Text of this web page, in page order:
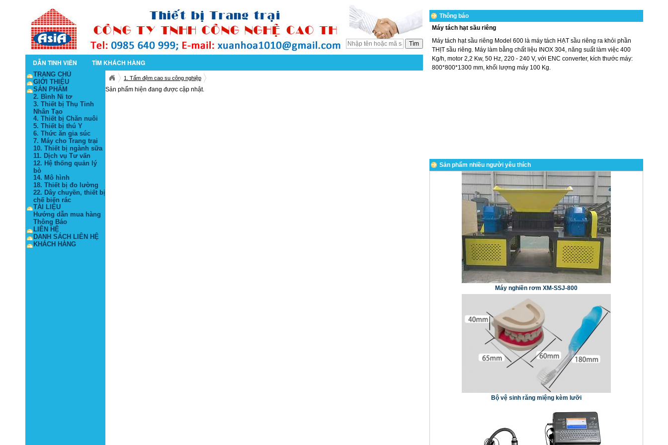
DẪN TINH VIÊN TÌM KHÁCH HÀNG
1. Tấm đệm cao su công nghiệp
Sản phẩm hiện đang được cập nhật.
TRANG CHỦ
GIỚI THIỆU
SẢN PHẨM
2. Bình Ni tơ
3. Thiết bị Thụ Tinh
Nhân Tạo
4. Thiết bị Chăn nuôi
5. Thiết bị thú Y
6. Thức ăn gia súc
7. Máy cho Trang trại
10. Thiết bị ngành sữa
11. Dịch vụ Tư vấn
12. Hệ thống quản lý
bò
14. Mô hình
18. Thiết bị đo lường
22. Dây chuyền, thiết bị
chế biến rác
TÀI LIỆU
Hướng dẫn mua hàng
Thông Báo
LIÊN HỆ
DANH SÁCH LIÊN HỆ
KHÁCH HÀNG
Thông báo
Máy tách hạt sầu riêng
Máy tách hạt sầu riêng Model 600 là máy tách HẠT sầu riêng ra khỏi phần
THỊT sầu riêng. Máy làm bằng chất liệu INOX 304, năng suất làm việc 400
Kg/h, motor 2,2 Kw, 50 Hz, 220 - 240 V, với ENC converter, kích thước máy:
800*800*1300 mm, khối lượng máy 100 Kg.
Sản phẩm nhiều người yêu thích
Máy nghiền rơm XM-SSJ-800
Bộ vệ sinh răng miệng kèm lưỡi